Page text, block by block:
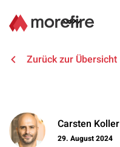
Lösungen
Über uns
Zurück zur Übersicht
Carsten Koller
29. August 2024